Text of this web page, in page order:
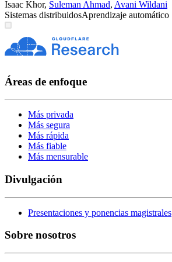
Isaac Khor, Suleman Ahmad, Avani Wildani
Sistemas distribuidosAprendizaje automático
Áreas de enfoque
Más privada
Más segura
Más rápida
Más fiable
Más mensurable
Divulgación
Presentaciones y ponencias magistrales
Sobre nosotros